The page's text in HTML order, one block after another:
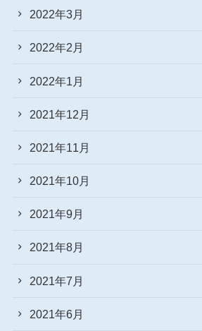
2022年3月
2022年2月
2022年1月
2021年12月
2021年11月
2021年10月
2021年9月
2021年8月
2021年7月
2021年6月